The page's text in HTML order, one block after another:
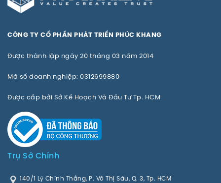
CÔNG TY CỔ PHẦN PHÁT TRIỂN PHÚC KHANG
Được thành lập ngày 20 tháng 03 năm 2014
Mã số doanh nghiệp: 0312699880
Được cấp bởi Sở Kế Hoạch Và Đầu Tư Tp. HCM
Trụ Sở Chính
140/1 Lý Chính Thắng, P. Võ Thị Sáu, Q. 3, Tp. HCM